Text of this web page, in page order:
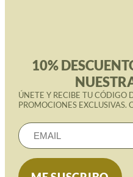
10%
ÚNETE Y RECIBE TU CÓDIGO
PROMOCIONES EXCLUSIVAS.